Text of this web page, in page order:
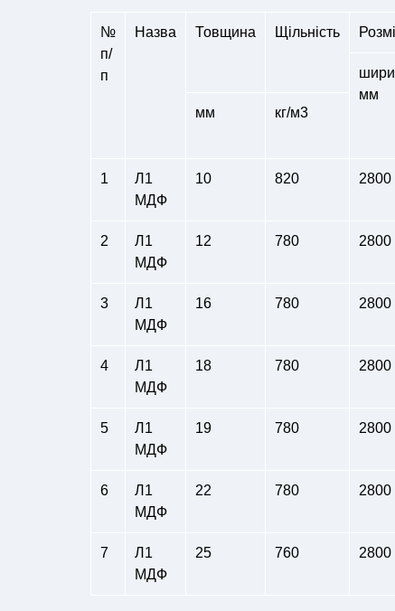
№
п/
п
Назва Товщина Щільність
мм
мм кг/м3
1
Л1
МДФ
10 820 2800
2
Л1
МДФ
12 780 2800
3
Л1
МДФ
16 780 2800
4
Л1
МДФ
18 780 2800
5
Л1
МДФ
19 780 2800
6
Л1
МДФ
22 780 2800
7
Л1
МДФ
25 760 2800